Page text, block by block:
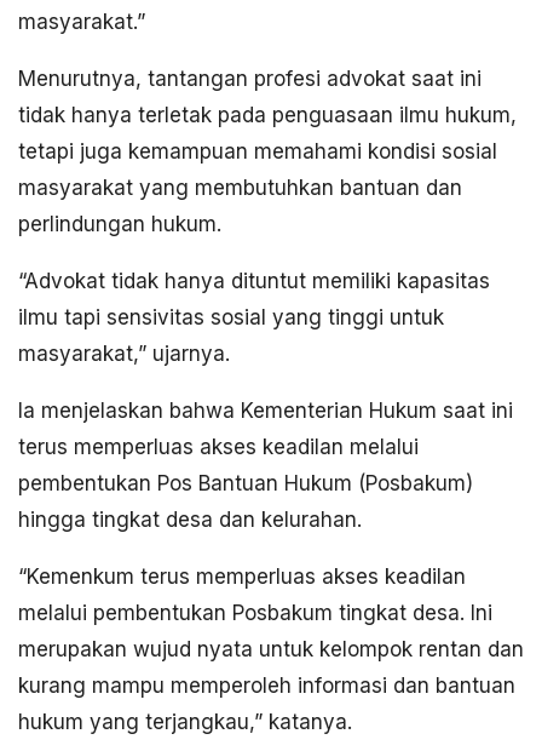
masyarakat.”
Menurutnya, tantangan profesi advokat saat ini
tidak hanya terletak pada penguasaan ilmu hukum,
tetapi juga kemampuan memahami kondisi sosial
masyarakat yang membutuhkan bantuan dan
perlindungan hukum.
“Advokat tidak hanya dituntut memiliki kapasitas
ilmu tapi sensivitas sosial yang tinggi untuk
masyarakat,” ujarnya.
Ia menjelaskan bahwa Kementerian Hukum saat ini
terus memperluas akses keadilan melalui
pembentukan Pos Bantuan Hukum (Posbakum)
hingga tingkat desa dan kelurahan.
“Kemenkum terus memperluas akses keadilan
melalui pembentukan Posbakum tingkat desa. Ini
merupakan wujud nyata untuk kelompok rentan dan
kurang mampu memperoleh informasi dan bantuan
hukum yang terjangkau,” katanya.